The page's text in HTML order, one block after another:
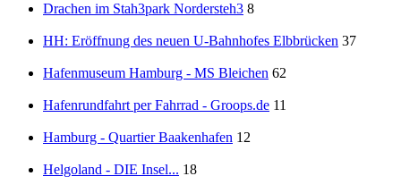
Drachen im Stah3park Nordersteh3 8
HH: Eröffnung des neuen U-Bahnhofes Elbbrücken 37
Hafenmuseum Hamburg - MS Bleichen 62
Hafenrundfahrt per Fahrrad - Groops.de 11
Hamburg - Quartier Baakenhafen 12
Helgoland - DIE Insel... 18